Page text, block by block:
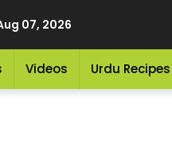
07, 2026
Videos Urdu Recipes